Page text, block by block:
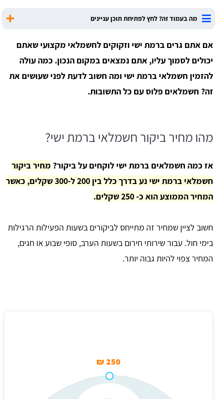
מה בעמוד זה? לחץ לפתיחת תוכן עניינים
אם אתם גרים ברמת ישי וזקוקים לחשמלאי מקצועי שאתם
יכולים לסמוך עליו, אתם נמצאים במקום הנכון. כמה עולה
להזמין חשמלאי ברמת ישי ומה חשוב לדעת לפני שעושים את
זה? חשמלאים פלוס עם כל התשובות.
מהו מחיר ביקור חשמלאי ברמת ישי?
אז כמה חשמלאים ברמת ישי לוקחים על ביקור? מחיר ביקור
חשמלאי ברמת ישי נע בדרך כלל בין 200 ל-300 שקלים, כאשר
המחיר הממוצע הוא כ- 250 שקלים.
חשוב לציין שמחיר זה מתייחס לביקורים בשעות הפעילות הרגילות
בימי חול. עבור שירותי חירום בשעות הערב, סופי שבוע או חגים,
המחיר צפוי להיות גבוה יותר.
250 ₪